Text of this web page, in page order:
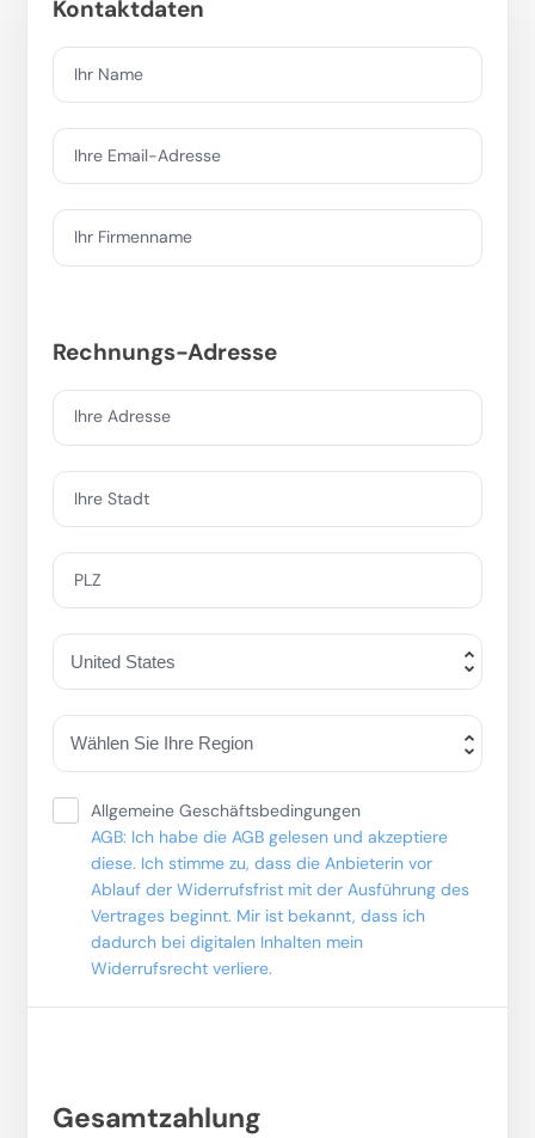
Kontaktdaten
Ihr Name
Ihre Email-Adresse
Ihr Firmenname
Rechnungs-Adresse
Ihre Adresse
Ihre Stadt
PLZ
Allgemeine Geschäftsbedingungen
AGB: Ich habe die AGB gelesen und akzeptiere
diese. Ich stimme zu, dass die Anbieterin vor
Ablauf der Widerrufsfrist mit der Ausführung des
Vertrages beginnt. Mir ist bekannt, dass ich
dadurch bei digitalen Inhalten mein
Widerrufsrecht verliere.
Gesamtzahlung